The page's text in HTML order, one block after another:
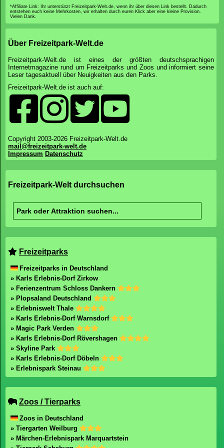
*Affiliate Link: Ihr unterstützt Freizeitpark-Welt.de, wenn ihr über diesen Link bestellt. Dadurch
entstehen euch keine Mehrkosten, wir erhalten durch euren Klick aber eine kleine Provision.
Vielen Dank.
Über Freizeitpark-Welt.de
Freizeitpark-Welt.de ist eines der größten deutschsprachigen
Internetmagazine rund um Freizeitparks und Zoos und informiert seine
Leser tagesaktuell über Neuigkeiten aus den Parks.
Freizeitpark-Welt.de ist auch auf:
Copyright 2003-2026 Freizeitpark-Welt.de
mail@freizeitpark-welt.de
Impressum Datenschutz
Freizeitpark-Welt durchsuchen
Freizeitparks
Freizeitparks in Deutschland
» Karls Erlebnis-Dorf Zirkow
» Ferienzentrum Schloss Dankern
» Plopsaland Deutschland
» Erlebniswelt Thale
» Karls Erlebnis-Dorf Warnsdorf
» Magic Park Verden
» Karls Erlebnis-Dorf Rövershagen
» Skyline Park
» Karls Erlebnis-Dorf Döbeln
» Erlebnispark Steinau
Zoos / Tierparks
Zoos in Deutschland
» Tiergarten Weilburg
» Märchen-Erlebnispark Marquartstein